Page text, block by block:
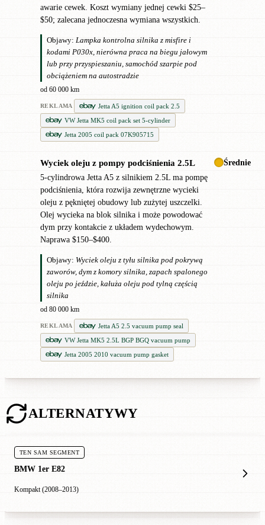
awarie cewek. Koszt wymiany jednej cewki $25–
$50; zalecana jednoczesna wymiana wszystkich.
Objawy: Lampka kontrolna silnika z misfire i
kodami P030x, nierówna praca na biegu jałowym
lub przy przyspieszaniu, samochód szarpie pod
obciążeniem na autostradzie
od 60 000 km
REKLAMA
Jetta A5 ignition coil pack 2.5
VW Jetta MK5 coil pack set 5-cylinder
Jetta 2005 coil pack 07K905715
Wyciek oleju z pompy podciśnienia 2.5L
5-cylindrowa Jetta A5 z silnikiem 2.5L ma pompę
podciśnienia, która rozwija zewnętrzne wycieki
oleju z pękniętej obudowy lub zużytej uszczelki.
Olej wycieka na blok silnika i może powodować
dym przy kontakcie z układem wydechowym.
Naprawa $150–$400.
Objawy: Wyciek oleju z tyłu silnika pod pokrywą
zaworów, dym z komory silnika, zapach spalonego
oleju po jeździe, kałuża oleju pod tylną częścią
silnika
od 80 000 km
REKLAMA
Jetta A5 2.5 vacuum pump seal
VW Jetta MK5 2.5L BGP BGQ vacuum pump
Jetta 2005 2010 vacuum pump gasket
Średnie
ALTERNATYWY
TEN SAM SEGMENT
BMW 1er E82
Kompakt (2008–2013)